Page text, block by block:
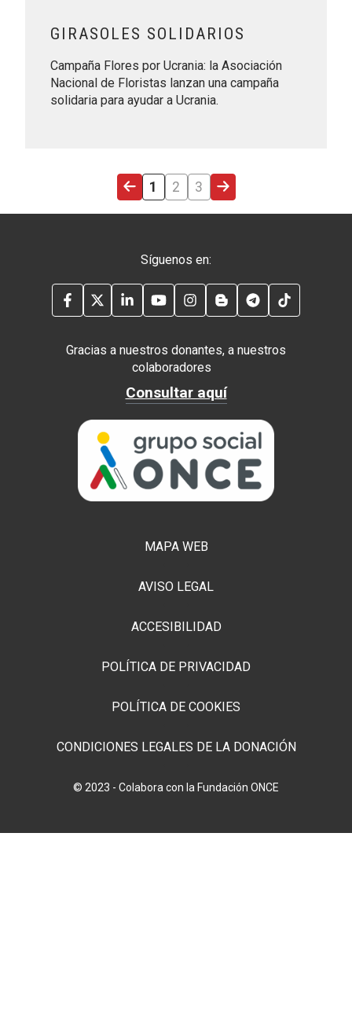
GIRASOLES SOLIDARIOS
Campaña Flores por Ucrania: la Asociación
Nacional de Floristas lanzan una campaña
solidaria para ayudar a Ucrania.
ÚLTIMA PÁGINA
PÁGINA ACTUAL
1 PÁGINA
2 PÁGINA
3 SIGUIENTE PÁGINA
Síguenos en:
FACEBOOK
TWITTERLINKEDIN
YOUTUBEINSTAGRAM
BLOG TELEGRAM
Gracias a nuestros donantes, a nuestros
colaboradores
Consultar aquí
MAPA WEB
AVISO LEGAL
ACCESIBILIDAD
POLÍTICA DE PRIVACIDAD
POLÍTICA DE COOKIES
CONDICIONES LEGALES DE LA DONACIÓN
© 2023 - Colabora con la Fundación ONCE